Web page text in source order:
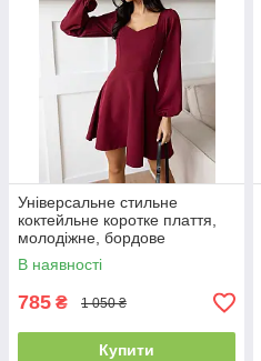
Універсальне стильне
коктейльне коротке плаття,
молодіжне, бордове
В наявності
785 ₴ 1 050 ₴
Купити